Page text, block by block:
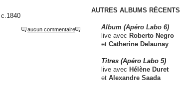
, c.1840
aucun commentaire
AUTRES ALBUMS RÉCENTS
Album (Apéro Labo 6)
live avec Roberto Negro
et Catherine Delaunay
Titres (Apéro Labo 5)
live avec Hélène Duret
et Alexandre Saada